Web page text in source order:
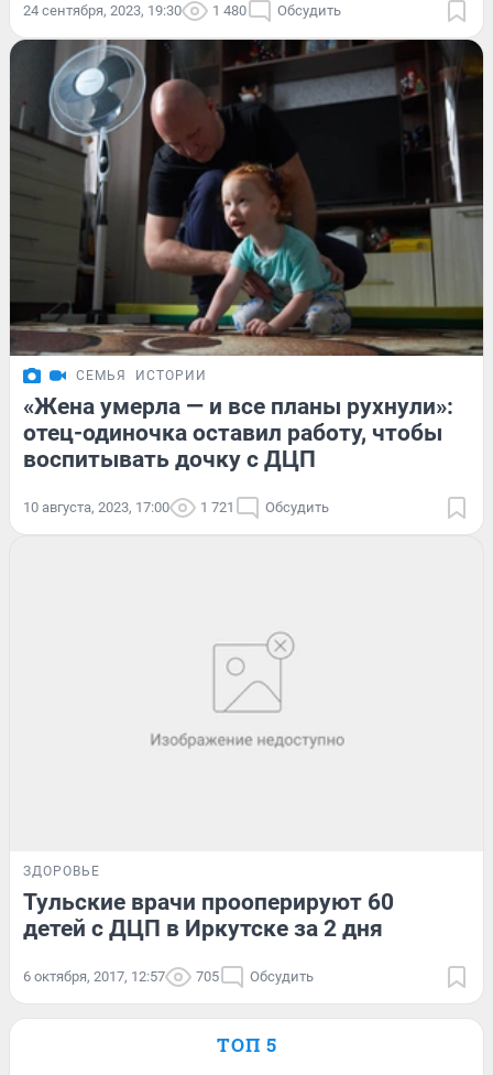
24 сентября, 2023, 19:30 1 480 Обсудить
СЕМЬЯ ИСТОРИИ
«Жена умерла — и все планы рухнули»:
отец-одиночка оставил работу, чтобы
воспитывать дочку с ДЦП
10 августа, 2023, 17:00 1 721 Обсудить
ЗДОРОВЬЕ
Тульские врачи прооперируют 60
детей с ДЦП в Иркутске за 2 дня
6 октября, 2017, 12:57 705 Обсудить
ТОП 5